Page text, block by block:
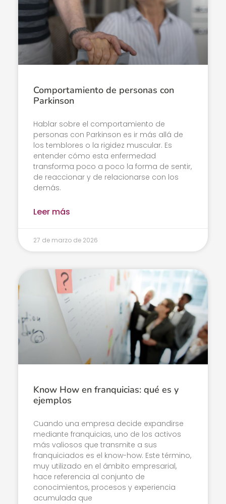
Comportamiento de personas con
Parkinson
Hablar sobre el comportamiento de
personas con Parkinson es ir más allá de
los temblores o la rigidez muscular. Es
entender cómo esta enfermedad
transforma poco a poco la forma de sentir,
de reaccionar y de relacionarse con los
demás.
Leer más
27 de marzo de 2026
Know How en franquicias: qué es y
ejemplos
Cuando una empresa decide expandirse
mediante franquicias, uno de los activos
más valiosos que transmite a sus
franquiciados es el know-how. Este término,
muy utilizado en el ámbito empresarial,
hace referencia al conjunto de
conocimientos, procesos y experiencia
acumulada que